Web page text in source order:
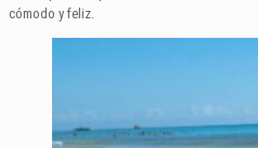
cómodo y feliz.